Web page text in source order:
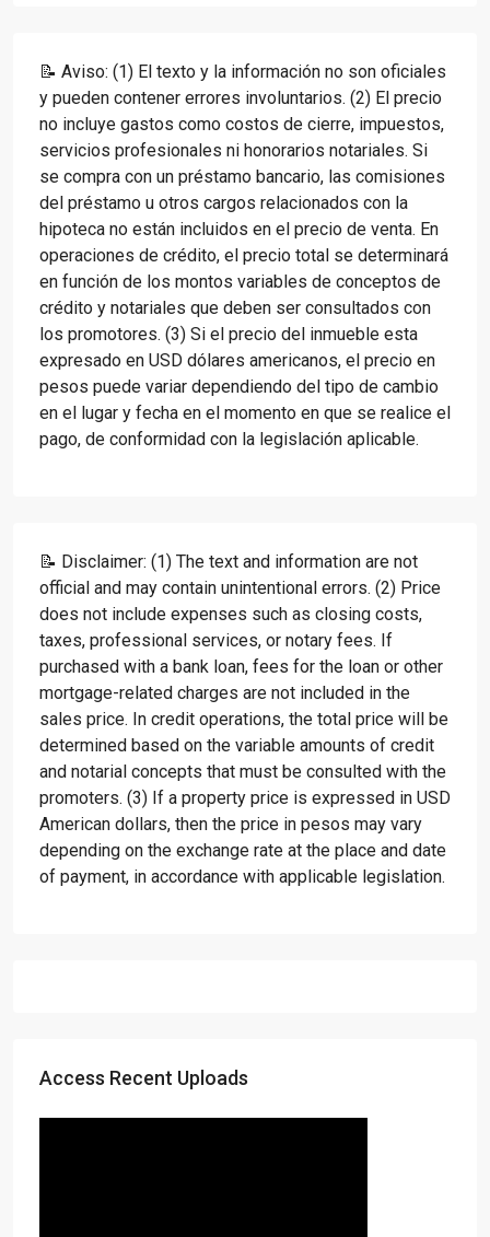
📝 Aviso: (1) El texto y la información no son oficiales
y pueden contener errores involuntarios. (2) El precio
no incluye gastos como costos de cierre, impuestos,
servicios profesionales ni honorarios notariales. Si
se compra con un préstamo bancario, las comisiones
del préstamo u otros cargos relacionados con la
hipoteca no están incluidos en el precio de venta. En
operaciones de crédito, el precio total se determinará
en función de los montos variables de conceptos de
crédito y notariales que deben ser consultados con
los promotores. (3) Si el precio del inmueble esta
expresado en USD dólares americanos, el precio en
pesos puede variar dependiendo del tipo de cambio
en el lugar y fecha en el momento en que se realice el
pago, de conformidad con la legislación aplicable.
📝 Disclaimer: (1) The text and information are not
official and may contain unintentional errors. (2) Price
does not include expenses such as closing costs,
taxes, professional services, or notary fees. If
purchased with a bank loan, fees for the loan or other
mortgage-related charges are not included in the
sales price. In credit operations, the total price will be
determined based on the variable amounts of credit
and notarial concepts that must be consulted with the
promoters. (3) If a property price is expressed in USD
American dollars, then the price in pesos may vary
depending on the exchange rate at the place and date
of payment, in accordance with applicable legislation.
Access Recent Uploads